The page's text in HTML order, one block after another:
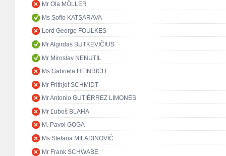
Mr Ola MÖLLER
Ms Sofio KATSARAVA
Lord George FOULKES
Mr Algirdas BUTKEVIČIUS
Mr Miroslav NENUTIL
Ms Gabriela HEINRICH
Mr Frithjof SCHMIDT
Mr Antonio GUTIÉRREZ LIMONES
Mr Ľuboš BLAHA
M. Pavol GOGA
Ms Stefana MILADINOVIĆ
Mr Frank SCHWABE